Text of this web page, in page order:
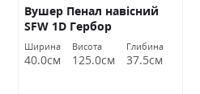
Вушер Пенал навісний
SFW 1D Гербор
Ширина
40.0см
Висота
125.0см
Глибина
37.5см